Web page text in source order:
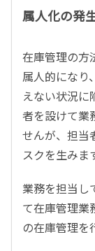
属人化の発
在庫管理の方
属人的になり
えない状況に
者を設けて業
せんが、担当
スクを生みま
業務を担当し
て在庫管理業
の在庫管理を